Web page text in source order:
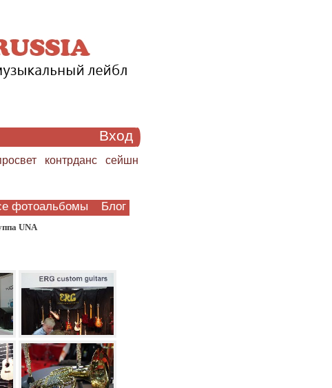
Вход
контрданс
сейшн
фотоальбомы Блог
UNA